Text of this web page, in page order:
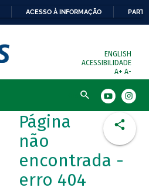
ACESSO À INFORMAÇÃO
ENGLISH
ACESSIBILIDADE
A+ A-
Busca
Página
não
encontrada -
erro 404